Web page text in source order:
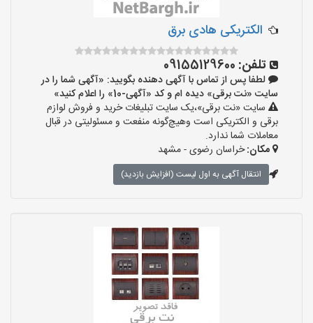
الکتریکی هادی برق
تلفن: 09155129600
لطفا پس از تماس با آگهی دهنده بگویید: «آگهی شما را در
سایت «نت برقی» دیده ام و کد «آگهی-10» را اعلام کنید»
سایت «نت برقی»،یک سایت تبلیغات خرید و فروش لوازم
برقی و الکتریکی است وهیچ‌گونه منفعت و مسئولیتی در قبال
معاملات شما ندارد.
مکان:خراسان رضوی - مشهد
انتقال آگهی به اول لیست (افزایش بازدید)